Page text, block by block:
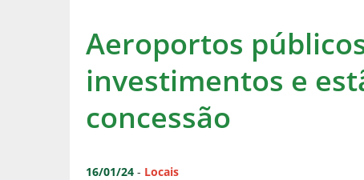
Aeroportos
investimentos e
concessão
16/01/24 - Locais